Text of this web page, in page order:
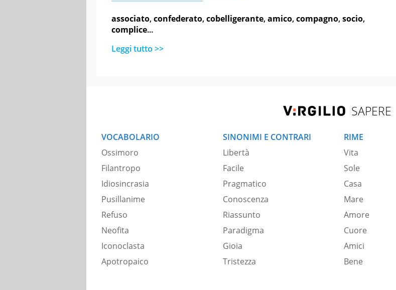
associato,confederato,cobelligerante,amico,compagno,socio,
complice...
Leggi tutto >>
SAPERE
VOCABOLARIO
Ossimoro
Filantropo
Idiosincrasia
Pusillanime
Refuso
Neofita
Iconoclasta
Apotropaico
SINONIMI E CONTRARI
Libertà
Facile
Pragmatico
Conoscenza
Riassunto
Paradigma
Gioia
Tristezza
RIME
Vita
Sole
Casa
Mare
Amore
Cuore
Amici
Bene